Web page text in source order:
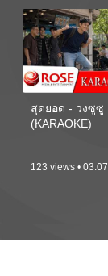
สุดยอด - วงซูซู
(KARAOKE)
123 views •